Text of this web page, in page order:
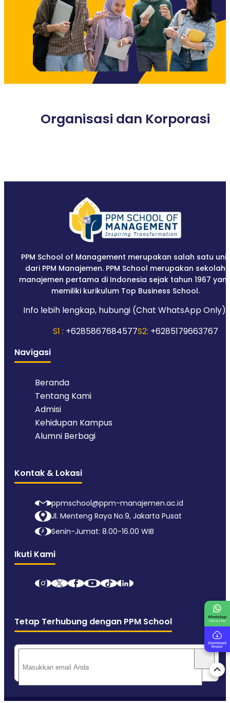
Organisasi dan Korporasi
PPM School of Management merupakan salah satu unit
dari PPM Manajemen. PPM School merupakan sekolah
manajemen pertama di Indonesia sejak tahun 1967
memiliki kurikulum Top Business School.
Info lebih lengkap, hubungi (Chat WhatsApp Only):
S1 : +6285867684577S2: +6285179663767
Navigasi
Beranda
Tentang Kami
Admisi
Kehidupan Kampus
Alumni Berbagi
Kontak & Lokasi
ppmschool@ppm-manajemen.ac.id
Jl. Menteng Raya No.9, Jakarta Pusat
Senin-Jumat: 8.00-16.00 WIB
Ikuti Kami
Tetap Terhubung dengan PPM School